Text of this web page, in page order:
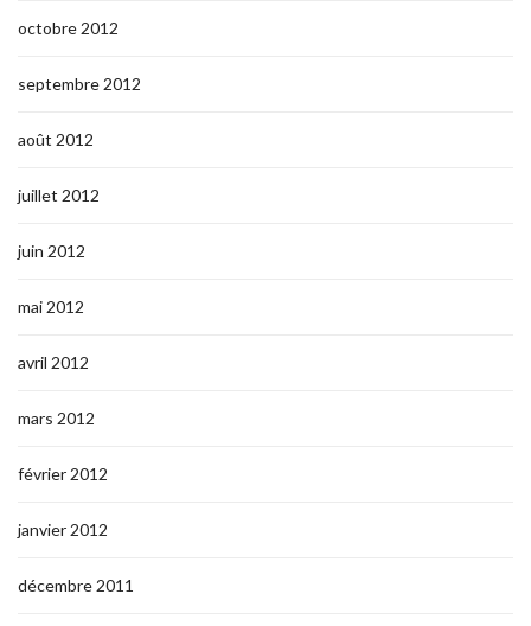
octobre 2012
septembre 2012
août 2012
juillet 2012
juin 2012
mai 2012
avril 2012
mars 2012
février 2012
janvier 2012
décembre 2011